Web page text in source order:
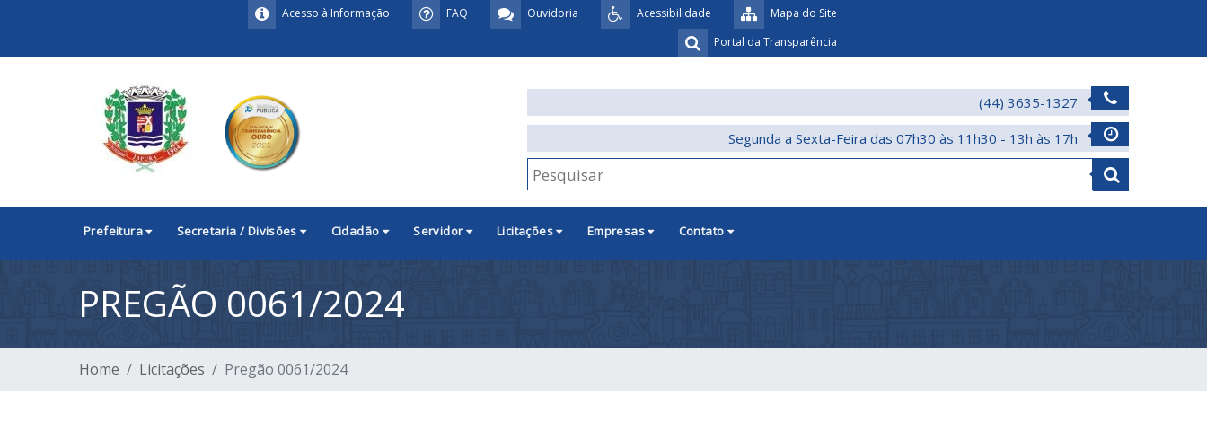
Mapa do Site
Acessibilidade
Ouvidoria
FAQ
Acesso à Informação
Portal da Transparência
(44) 3635-1327
Segunda a Sexta-Feira das 07h30 às 11h30 - 13h às 17h
Prefeitura Secretaria / Divisões Cidadão Servidor Licitações Empresas Contato
PREGÃO 0061/2024
Home Licitações Pregão 0061/2024